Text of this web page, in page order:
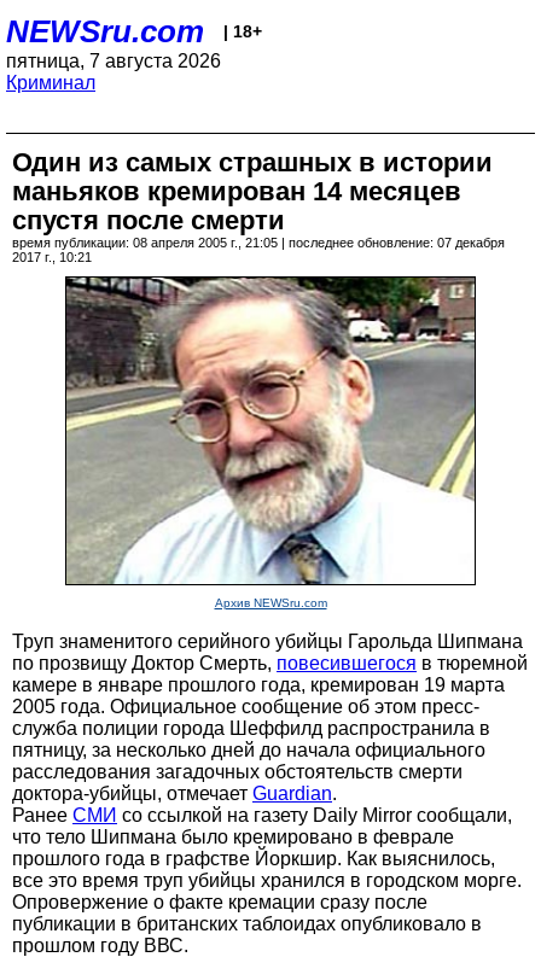
NEWSru.com | 18+
пятница, 7 августа 2026
Криминал
Один из самых страшных в истории
маньяков кремирован 14 месяцев
спустя после смерти
время публикации: 08 апреля 2005 г., 21:05 | последнее обновление: 07 декабря
2017 г., 10:21
Архив NEWSru.com
Труп знаменитого серийного убийцы Гарольда Шипмана
по прозвищу Доктор Смерть, повесившегося в тюремной
камере в январе прошлого года, кремирован 19 марта
2005 года. Официальное сообщение об этом пресс-
служба полиции города Шеффилд распространила в
пятницу, за несколько дней до начала официального
расследования загадочных обстоятельств смерти
доктора-убийцы, отмечает Guardian.
Ранее СМИ со ссылкой на газету Daily Mirror сообщали,
что тело Шипмана было кремировано в феврале
прошлого года в графстве Йоркшир. Как выяснилось,
все это время труп убийцы хранился в городском морге.
Опровержение о факте кремации сразу после
публикации в британских таблоидах опубликовало в
прошлом году ВВС.